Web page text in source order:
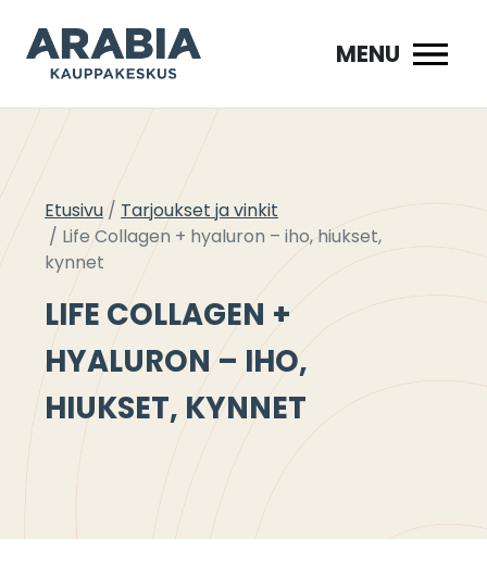
sisältöön
MENU
Etusivu
Tarjoukset ja vinkit
Life Collagen + hyaluron – iho, hiukset,
kynnet
LIFE COLLAGEN +
HYALURON – IHO,
HIUKSET, KYNNET